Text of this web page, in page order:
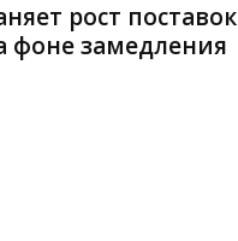
рост поставок
фоне замедления